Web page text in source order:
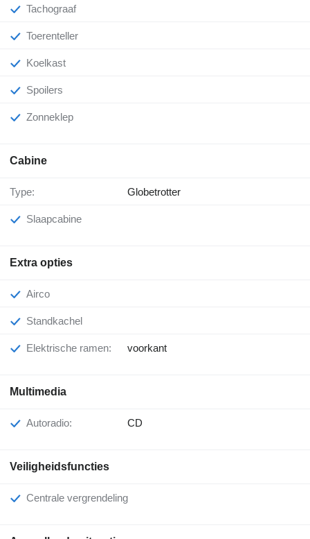
Tachograaf
Toerenteller
Koelkast
Spoilers
Zonneklep
Cabine
Type: Globetrotter
Slaapcabine
Extra opties
Airco
Standkachel
Elektrische ramen: voorkant
Multimedia
Autoradio: CD
Veiligheidsfuncties
Centrale vergrendeling